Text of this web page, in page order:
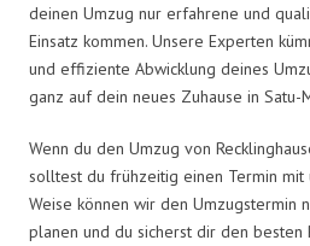
deinen Umzug nur erfahrene und
Einsatz kommen. Unsere Experten
und effiziente Abwicklung deines
ganz auf dein neues Zuhause in Satu-
Wenn du den Umzug von
solltest du frühzeitig einen Termin mit
Weise können wir den Umzugstermin
planen und du sicherst dir den besten